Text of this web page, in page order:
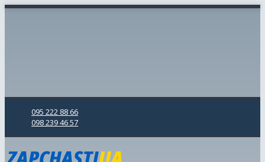
095 222 88 66
098 239 46 57